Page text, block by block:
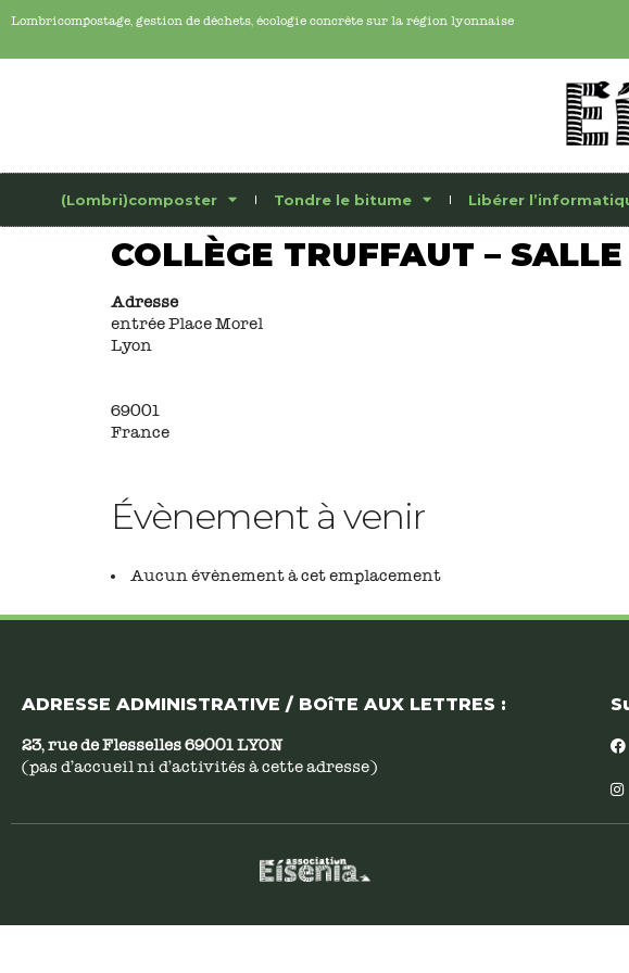
Lombricompostage, gestion de déchets, écologie concrête sur la région lyonnaise
(Lombri)composter Tondre le bitume Libérer
COLLÈGE TRUFFAUT –
Adresse
entrée Place Morel
Lyon
69001
France
Évènement à venir
Aucun évènement à cet emplacement
ADRESSE ADMINISTRATIVE / BOîTE AUX LETTRES :
23, rue de Flesselles 69001 LYON
(pas d’accueil ni d’activités à cette adresse)